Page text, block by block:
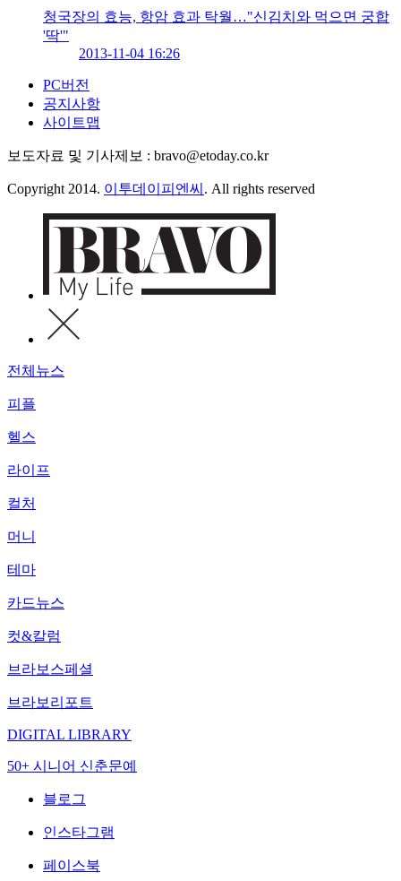
청국장의 효능, 항암 효과 탁월…"신김치와 먹으면 궁합
'딱'"
2013-11-04 16:26
PC버전
공지사항
사이트맵
보도자료 및 기사제보 : bravo@etoday.co.kr
Copyright 2014. 이투데이피엔씨 . All rights reserved
전체뉴스
피플
헬스
라이프
컬처
머니
테마
카드뉴스
컷&칼럼
브라보스페셜
브라보리포트
DIGITAL LIBRARY
50+ 시니어 신춘문예
블로그
인스타그램
페이스북